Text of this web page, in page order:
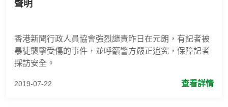
聲明
香港新聞行政人員協會強烈譴責昨日在元朗，有記者被
暴徒襲擊受傷的事件，並呼籲警方嚴正追究，保障記者
採訪安全。
2019-07-22 查看詳情